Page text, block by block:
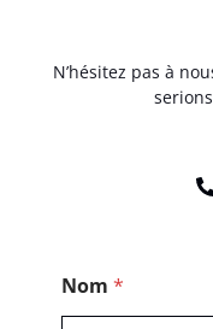
N’hésitez pas à
o
s
Nom *